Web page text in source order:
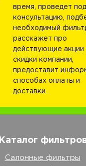
время, проведет
консультацию,
необходимый
расскажет про
действующие акции
скидки компании,
предоставит
способах оплаты и
доставки.
Каталог
Салонные фильтры